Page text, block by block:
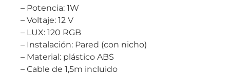
– Potencia: 1W
– Voltaje: 12 V
– LUX: 120 RGB
– Instalación: Pared (con nicho)
– Material: plástico ABS
– Cable de 1,5m incluido